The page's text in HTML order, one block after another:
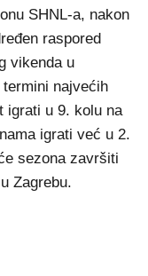
SHNL-a, nakon
raspored
vikenda u
najvećih
igrati u 9. kolu na
igrati već u 2.
sezona završiti
Zagrebu.